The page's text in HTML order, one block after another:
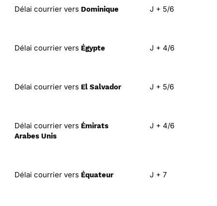
Délai courrier vers Dominique J + 5/6
Délai courrier vers Égypte J + 4/6
Délai courrier vers El Salvador J + 5/6
Délai courrier vers Émirats
Arabes Unis
J + 4/6
Délai courrier vers Équateur J + 7